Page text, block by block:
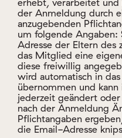
die Email-Adresse